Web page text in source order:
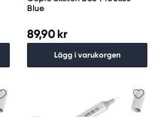
Blue
89,90 kr
Lägg i varukorgen